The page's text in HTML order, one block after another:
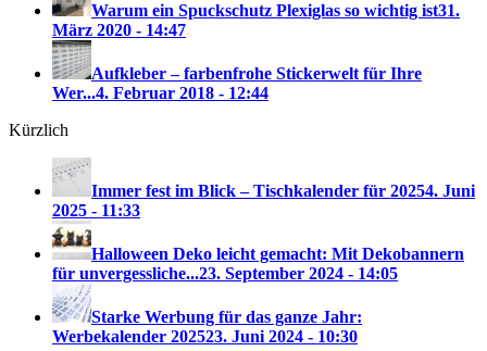
Warum ein Spuckschutz Plexiglas so wichtig ist31.
März 2020 - 14:47
Aufkleber – farbenfrohe Stickerwelt für Ihre
Wer...4. Februar 2018 - 12:44
Kürzlich
Immer fest im Blick – Tischkalender für 20254. Juni
2025 - 11:33
Halloween Deko leicht gemacht: Mit Dekobannern
für unvergessliche...23. September 2024 - 14:05
Starke Werbung für das ganze Jahr:
Werbekalender 202523. Juni 2024 - 10:30